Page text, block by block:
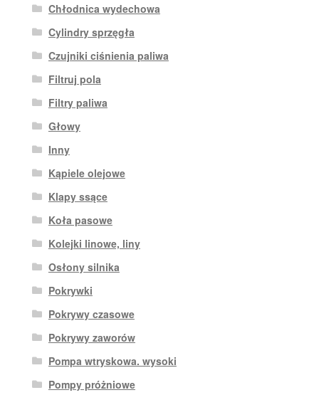
Chłodnica wydechowa
Cylindry sprzęgła
Czujniki ciśnienia paliwa
Filtruj pola
Filtry paliwa
Głowy
Inny
Kąpiele olejowe
Klapy ssące
Koła pasowe
Kolejki linowe, liny
Osłony silnika
Pokrywki
Pokrywy czasowe
Pokrywy zaworów
Pompa wtryskowa. wysoki
Pompy próżniowe